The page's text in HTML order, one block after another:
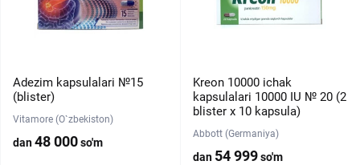
Adezim kapsulalari №15
(blister)
Vitamore (O`zbekiston)
dan48 000so'm
Kreon 10000 ichak
kapsulalari 10000 IU № 20 (2
blister х 10 kapsula)
Abbott (Germaniya)
dan 54 999so'm